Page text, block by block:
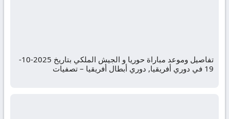
تفاصيل وموعد مباراة حوريا و الجيش الملكي بتاريخ 2025-10-
19 في دوري أفريقيا, دوري أبطال أفريقيا – تصفيات